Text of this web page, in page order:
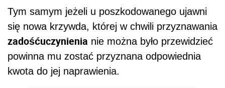
Tym samym jeżeli u poszkodowanego ujawni
się nowa krzywda, której w chwili przyznawania
zadośćuczynienia nie można było przewidzieć
powinna mu zostać przyznana odpowiednia
kwota do jej naprawienia.